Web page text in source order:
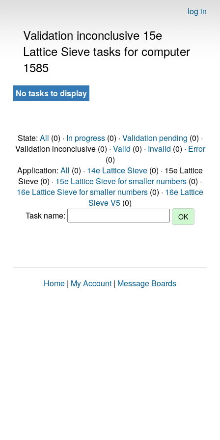
log in
Validation inconclusive 15e
Lattice Sieve tasks for computer
1585
No tasks to display
State: All (0) · In progress(0) · Validation pending (0) ·
Validation inconclusive (0) · Valid (0) · Invalid (0) · Error
(0)
Application: All (0) · 14e Lattice Sieve (0) · 15e Lattice
Sieve (0) · 15e Lattice Sieve for smaller numbers (0) ·
16e Lattice Sieve for smaller numbers (0) · 16e Lattice
Sieve V5 (0)
Task name:
Home | My Account | Message Boards